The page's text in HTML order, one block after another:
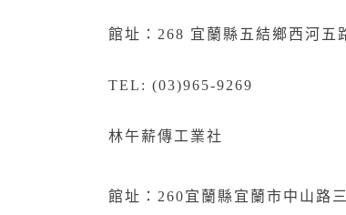
館址：268 宜 蘭縣五結鄉西河五
TEL: (03)965-9269
林午薪傳工業社
館址： 260宜蘭縣宜蘭市中山路